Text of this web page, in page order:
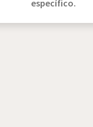
específico.